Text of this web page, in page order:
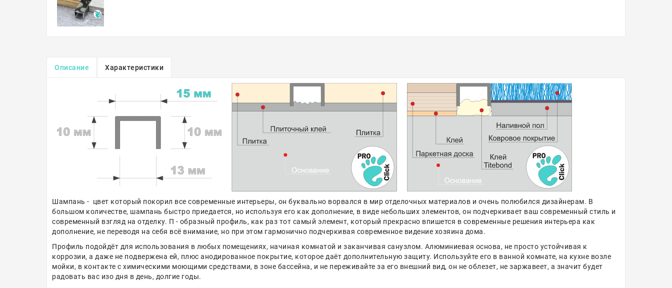
Описание Характеристики
Шампань - цвет который покорил все современные интерьеры, он буквально ворвался в мир отделочных материалов и очень полюбился дизайнерам. В
большом количестве, шампань быстро приедается, но используя его как дополнение, в виде небольших элементов, он подчеркивает ваш современный стиль и
современный взгляд на отделку. П - образный профиль, как раз тот самый элемент, который прекрасно впишется в современные решения интерьера как
дополнение, не переводя на себя всё внимание, но при этом гармонично подчеркивая современное видение хозяина дома.
Профиль подойдёт для использования в любых помещениях, начиная комнатой и заканчивая санузлом. Алюминиевая основа, не просто устойчивая к
коррозии, а даже не подвержена ей, плюс анодированное покрытие, которое даёт дополнительную защиту. Используйте его в ванной комнате, на кухне возле
мойки, в контакте с химическими моющими средствами, в зоне бассейна, и не переживайте за его внешний вид, он не облезет, не заржавеет, а значит будет
радовать вас изо дня в день, долгие годы.